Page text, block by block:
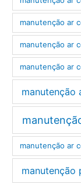
manutenção ar
manutenção ar
manutenção ar
manutenção
manutenção ar
manutenção